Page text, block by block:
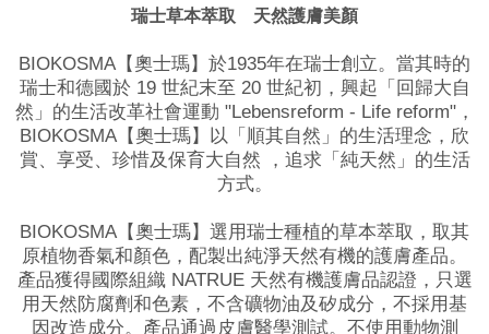
瑞士草本萃取 天然護膚美顏
BIOKOSMA【奧士瑪】於1935年在瑞士創立。當其時的
瑞士和德國於 19 世紀末至 20 世紀初，興起「回歸大自
然」的生活改革社會運動 "Lebensreform - Life reform"，
BIOKOSMA【奧士瑪】以「順其自然」的生活理念，欣
賞、享受、珍惜及保育大自然 ，追求「純天然」的生活
方式。
BIOKOSMA【奧士瑪】選用瑞士種植的草本萃取，取其
原植物香氣和顏色，配製出純淨天然有機的護膚產品。
產品獲得國際組織 NATRUE 天然有機護膚品認證，只選
用天然防腐劑和色素，不含礦物油及矽成分，不採用基
因改造成分。產品通過皮膚醫學測試。不使用動物測